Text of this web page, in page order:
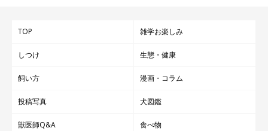
TOP 雑学お楽しみ
しつけ 生態・健康
飼い方 漫画・コラム
投稿写真 犬図鑑
獣医師Q&A 食べ物